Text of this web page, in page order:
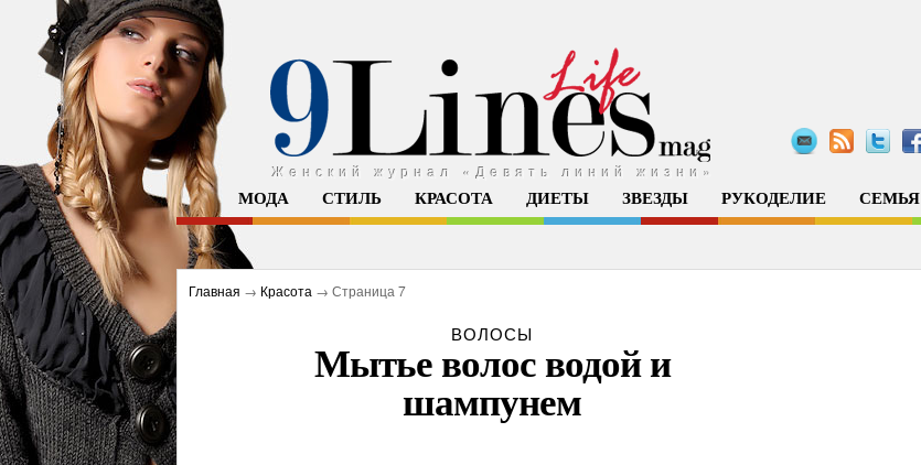
9 линий жизни
Женский журнал «Девять линий жизни»
МОДА СТИЛЬ КРАСОТА ДИЕТЫ ЗВЕЗДЫ РУКОДЕЛИЕ СЕМЬЯ
Главная → Красота → Страница 7
ВОЛОСЫ
Мытье волос водой и
шампунем